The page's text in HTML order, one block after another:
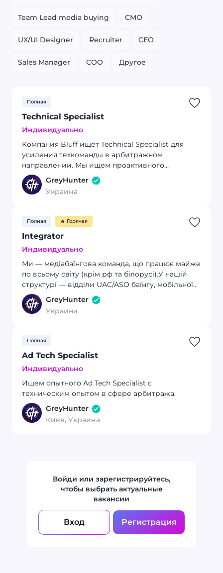
Team Lead media buying CMO
UX/UI Designer Recruiter CEO
Sales Manager COO Другое
Полная
Technical Specialist
Индивидуально
Компания Bluff ищет Technical Specialist для
усиления техкоманды в арбитражном
направлении. Мы ищем проактивного
специалиста с техническим мышлением и
системным подходом, который поможет
будировать, автоматизировать и
команды.
GreyHunter
Украина
Полная 🔥 Горячая
Integrator
Индивидуально
Ми — медіабаїнгова команда, що працює майже
по всьому світу (крім рф та білорусі).У нашій
структурі — відділи UAC/ASO баїнгу, мобільної
розробки, маркетингу, партнершіпу та бек-
офіс.Зараз у пошуках Integrator’а — людини, яка
стане технічною опорою для команди байєрів і
GreyHunter
Украина
Полная
Ad Tech Specialist
Индивидуально
Ищем опытного Ad Tech Specialist с
техническим опытом в сфере арбитража.
GreyHunter
Киев, Украина
Войди или зарегистрируйтесь,
чтобы выбрать актуальные
вакансии
Вход Регистрация